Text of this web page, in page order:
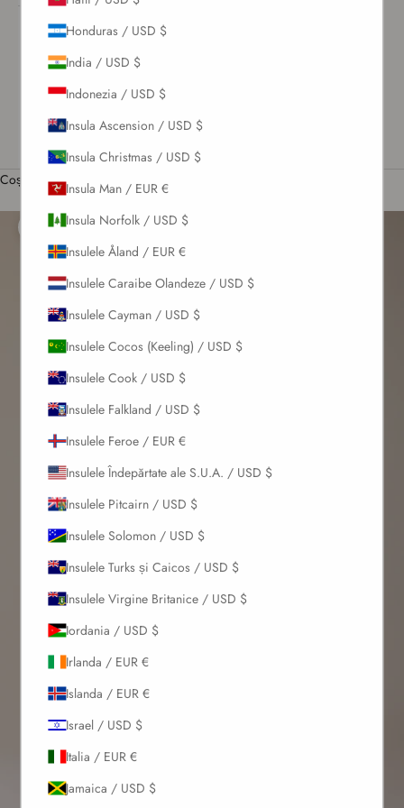
TE
US / USD $
Română
Limbă
English
Română
Coș
Honduras / USD $
India / USD $
Indonezia / USD $
Insula Ascension / USD $
Insula Christmas / USD $
Insula Man / EUR €
Insula Norfolk / USD $
Insulele Åland / EUR €
Insulele Caraibe Olandeze / USD $
Insulele Cayman / USD $
Insulele Cocos (Keeling) / USD $
Insulele Cook / USD $
Insulele Falkland / USD $
Insulele Feroe / EUR €
Insulele Îndepărtate ale S.U.A. / USD $
Insulele Pitcairn / USD $
Insulele Solomon / USD $
Insulele Turks și Caicos / USD $
Insulele Virgine Britanice / USD $
Iordania / USD $
Irlanda / EUR €
Islanda / EUR €
Israel / USD $
Italia / EUR €
Jamaica / USD $